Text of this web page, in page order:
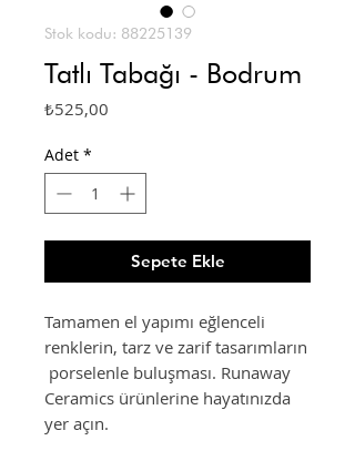
Stok kodu: 88225139
Tatlı Tabağı - Bodrum
₺525,00
Adet *
Sepete Ekle
Tamamen el yapımı eğlenceli
renklerin, tarz ve zarif tasarımların
porselenle buluşması. Runaway
Ceramics ürünlerine hayatınızda
yer açın.